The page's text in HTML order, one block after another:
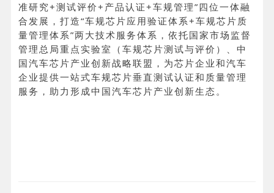
准研究+测试评价+产品认证+车规管理”四位一体融
合发展，打造“车规芯片应用验证体系+车规芯片质
量管理体系”两大技术服务体系，依托国家市场监督
管理总局重点实验室（车规芯片测试与评价）、中
国汽车芯片产业创新战略联盟，为芯片企业和汽车
企业提供一站式车规芯片垂直测试认证和质量管理
服务，助力形成中国汽车芯片产业创新生态。